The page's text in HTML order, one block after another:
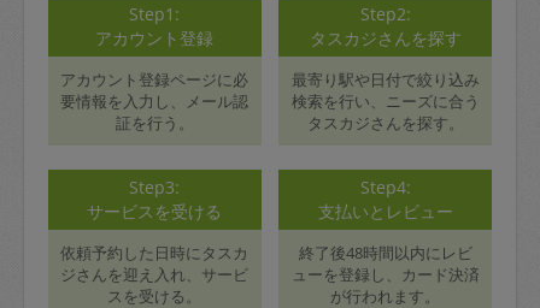
Step1:
アカウント登録
アカウント登録ページに必
要情報を入力し、メール認
証を行う。
Step2:
タスカジさんを探す
最寄り駅や日付で絞り込み
検索を行い、ニーズに合う
タスカジさんを探す。
Step3:
サービスを受ける
依頼予約した日時にタスカ
ジさんを迎え入れ、サービ
スを受ける。
Step4:
支払いとレビュー
終了後48時間以内にレビ
ューを登録し、カード決済
が行われます。